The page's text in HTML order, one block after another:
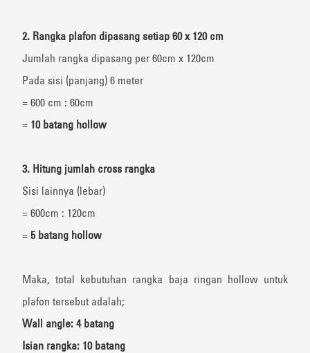
2. Rangka plafon dipasang setiap 60 x 120 cm
Jumlah rangka dipasang per 60cm x 120cm
Pada sisi (panjang) 6 meter
= 600 cm : 60cm
= 10 batang hollow
3. Hitung jumlah cross rangka
Sisi lainnya (lebar)
= 600cm : 120cm
= 5 batang hollow
Maka, total kebutuhan rangka baja ringan hollow untuk
plafon tersebut adalah;
Wall angle: 4 batang
Isian rangka: 10 batang